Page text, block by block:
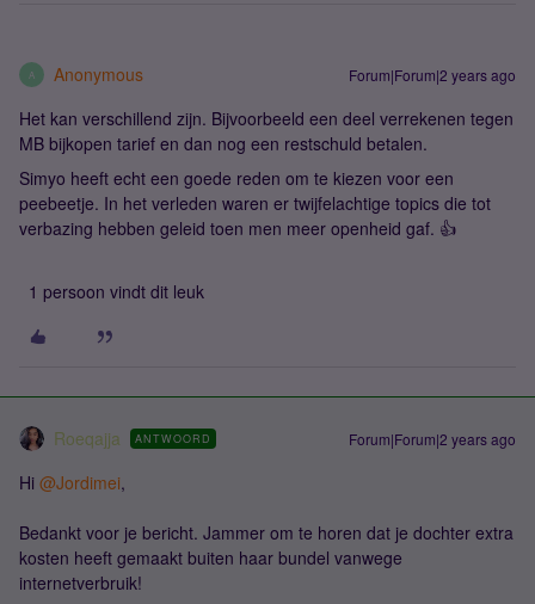
A Anonymous Forum|Forum|2 years ago
Het kan verschillend zijn. Bijvoorbeeld een deel verrekenen tegen
MB bijkopen tarief en dan nog een restschuld betalen.
Simyo heeft echt een goede reden om te kiezen voor een
peebeetje. In het verleden waren er twijfelachtige topics die tot
verbazing hebben geleid toen men meer openheid gaf. 👍
1 persoon vindt dit leuk
Roeqajja ANTWOORD Forum|Forum|2 years ago
Hi @Jordimei,
Bedankt voor je bericht. Jammer om te horen dat je dochter extra
kosten heeft gemaakt buiten haar bundel vanwege
internetverbruik!